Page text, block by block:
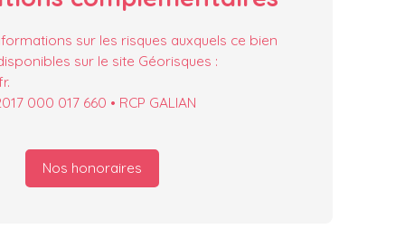
sur les risques auxquels ce bien
sur le site Géorisques :
000 017 660 • RCP GALIAN
Nos honoraires